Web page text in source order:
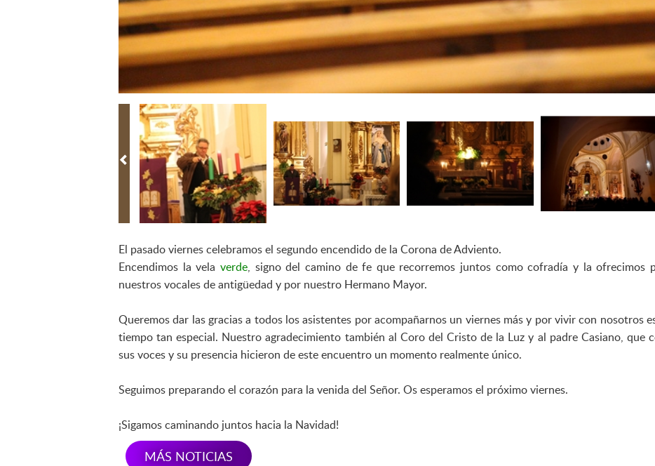
El pasado viernes celebramos el segundo encendido de la Corona de Adviento.
Encendimos la vela verde, signo del camino de fe que recorremos juntos como cofradía y la ofrecimos
nuestros vocales de antigüedad y por nuestro Hermano Mayor.
Queremos dar las gracias a todos los asistentes por acompañarnos un viernes más y por vivir con nosotros
tiempo tan especial. Nuestro agradecimiento también al Coro del Cristo de la Luz y al padre Casiano, que
sus voces y su presencia hicieron de este encuentro un momento realmente único.
Seguimos preparando el corazón para la venida del Señor. Os esperamos el próximo viernes.
¡Sigamos caminando juntos hacia la Navidad!
MÁS NOTICIAS